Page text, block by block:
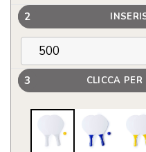
2
3 CLICCA PER